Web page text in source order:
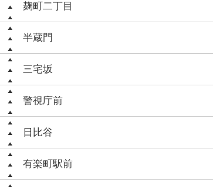
麹町二丁目
半蔵門
三宅坂
警視庁前
日比谷
有楽町駅前